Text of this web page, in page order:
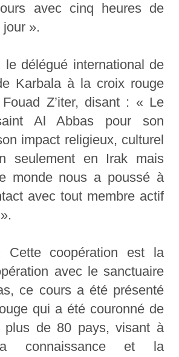
avec cinq heures de
».
le délégué international de
Karbala à la croix rouge
Z’iter, disant : « Le
Al Abbas pour son
impact religieux, culturel
seulement en Irak mais
monde nous a poussé à
avec tout membre actif
coopération est la
avec le sanctuaire
ce cours a été présenté
qui a été couronné de
plus de 80 pays, visant à
connaissance et la